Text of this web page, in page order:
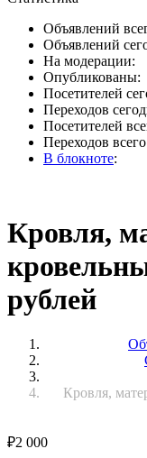
Объявлений
Объявлений
На модерации:
Опубликованы:
Посетителей
Переходов
Посетителей
Переходов
В блокноте:
Кровля,
рублей
Кровля,
₽2 000